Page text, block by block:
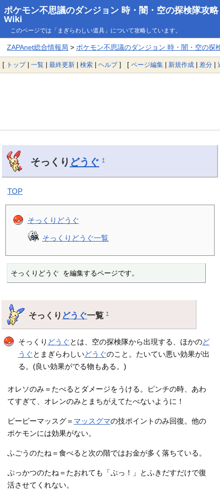
ポケモン不思議のダンジョン 時・闇・空の探検隊攻略
Wiki
このページでは「まぎらわしい道具」について攻略しています。
ZAPAnet総合情報局 > ポケモン不思議のダンジョン 時・闇・空の探
[ トップ| 一覧 | 最終更新 | 検索 | ヘルプ] [ ページ編集 | 新規作成 | 差分 |
そっくり どうぐ †
TOP
そっくりどうぐ
そっくりどうぐ一覧
そっくりどうぐ を編集するページです。
そっくり どうぐ一覧†
そっくり どうぐとは、空の探検隊から出現する、ほかのど
うぐとまぎらわしいどうぐのこと。たいてい悪い効果が出
る。(良い効果がでる物もある。)
オレソのみ＝たべるとダメージをうける。ピンチの時、あわ
てすぎて、オレンのみとまちがえてたべないように！
ピーピーマッスグ＝ マッスグマの技ポイントのみ回復。他の
ポケモンには効果がない。
ふごうのたね＝食べると次の階ではお金が多く落ちている。
ぷっかつのたね＝たおれても「ぷっ！」とふきだすだけで復
活させてくれない。